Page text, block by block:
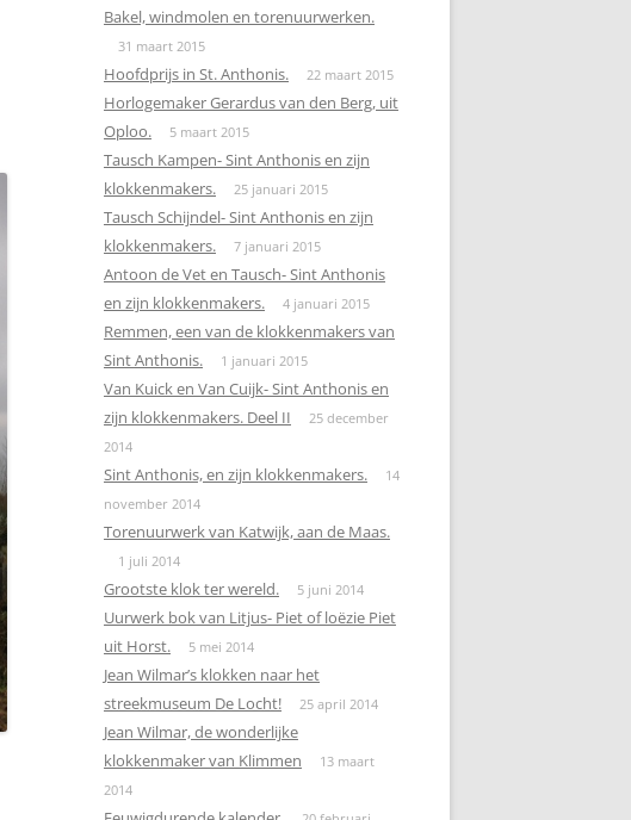
Bakel, windmolen en torenuurwerken.
31 maart 2015
Hoofdprijs in St. Anthonis. 22 maart 2015
Horlogemaker Gerardus van den Berg, uit
Oploo.
5 maart 2015
Tausch Kampen- Sint Anthonis en zijn
klokkenmakers.
25 januari 2015
Tausch Schijndel- Sint Anthonis en zijn
klokkenmakers.
7 januari 2015
Antoon de Vet en Tausch- Sint Anthonis
en zijn klokkenmakers.
4 januari 2015
Remmen, een van de klokkenmakers van
Sint Anthonis.
1 januari 2015
Van Kuick en Van Cuijk- Sint Anthonis en
zijn klokkenmakers. Deel II
25 december
2014
Sint Anthonis, en zijn klokkenmakers.
14
november 2014
Torenuurwerk van Katwijk, aan de Maas.
1 juli 2014
Grootste klok ter wereld. 5 juni 2014
Uurwerk bok van Litjus- Piet of loëzie Piet
uit Horst.
5 mei 2014
Jean Wilmar’s klokken naar het
streekmuseum De Locht!
25 april 2014
Jean Wilmar, de wonderlijke
klokkenmaker van Klimmen
13 maart
2014